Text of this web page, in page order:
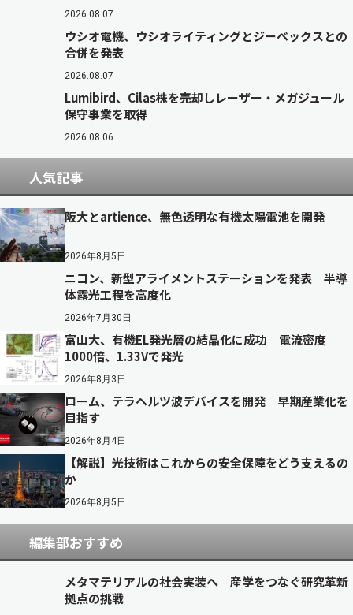
2026.08.07
ウシオ電機、ウシオライティングとジーベックスとの
合併を発表
2026.08.07
Lumibird、Cilas株を売却しレーザー・メガジュール
保守事業を取得
2026.08.06
人気記事
阪大とartience、無色透明な有機太陽電池を開発
2026年8月5日
ニコン、新型アライメントステーションを発表 半導
体露光工程を高度化
2026年7月30日
富山大、有機EL発光層の結晶化に成功 電流密度
1000倍、1.33Vで発光
2026年8月3日
ローム、テラヘルツ波デバイスを開発 早期産業化を
目指す
2026年8月4日
【解説】光技術はこれからの安全保障をどう支えるの
か
2026年8月5日
編集部おすすめ
メタマテリアルの社会実装へ 産学をつなぐ研究革新
拠点の挑戦